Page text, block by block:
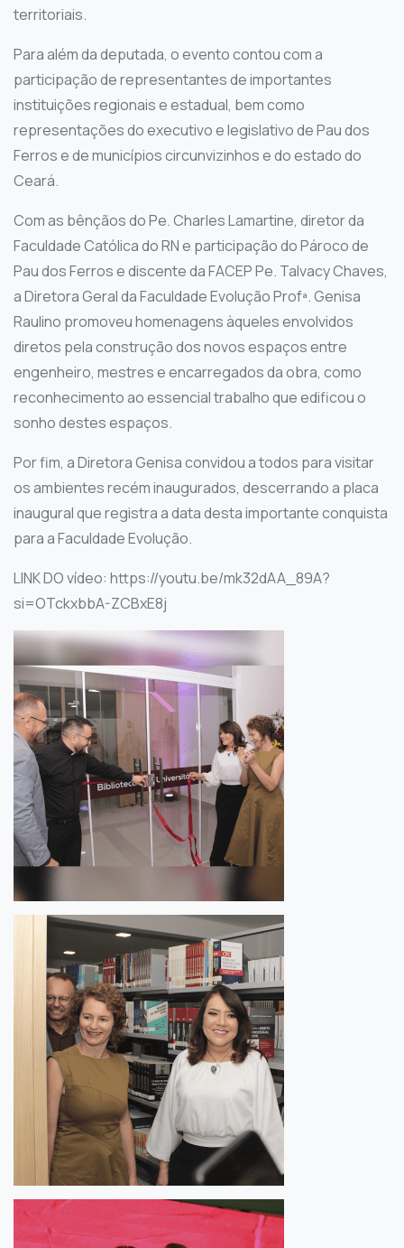
territoriais.
Para além da deputada, o evento contou com a
participação de representantes de importantes
instituições regionais e estadual, bem como
representações do executivo e legislativo de Pau dos
Ferros e de municípios circunvizinhos e do estado do
Ceará.
Com as bênçãos do Pe. Charles Lamartine, diretor da
Faculdade Católica do RN e participação do Pároco de
Pau dos Ferros e discente da FACEP Pe. Talvacy Chaves,
a Diretora Geral da Faculdade Evolução Profª. Genisa
Raulino promoveu homenagens àqueles envolvidos
diretos pela construção dos novos espaços entre
engenheiro, mestres e encarregados da obra, como
reconhecimento ao essencial trabalho que edificou o
sonho destes espaços.
Por fim, a Diretora Genisa convidou a todos para visitar
os ambientes recém inaugurados, descerrando a placa
inaugural que registra a data desta importante conquista
para a Faculdade Evolução.
LINK DO vídeo: https://youtu.be/mk32dAA_89A?
si=OTckxbbA-ZCBxE8j